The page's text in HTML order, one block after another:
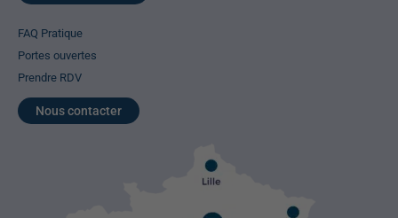
FAQ Pratique
Portes ouvertes
Prendre RDV
Nous contacter